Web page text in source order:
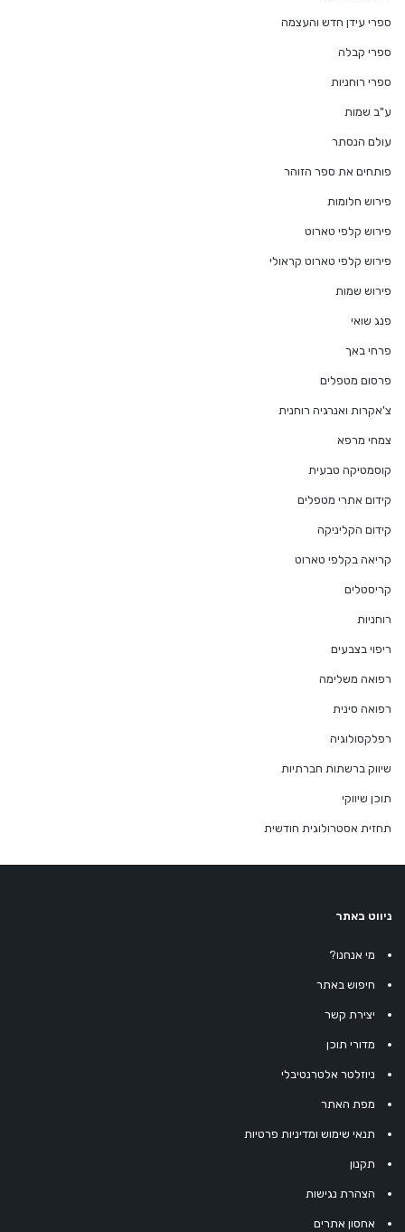
ספרי עידן חדש והעצמה
ספרי קבלה
ספרי רוחניות
ע"ב שמות
עולם הנסתר
פותחים את ספר הזוהר
פירוש חלומות
פירוש קלפי טארוט
פירוש קלפי טארוט קראולי
פירוש שמות
פנג שואי
פרחי באך
פרסום מטפלים
צ'אקרות ואנרגיה רוחנית
צמחי מרפא
קוסמטיקה טבעית
קידום אתרי מטפלים
קידום הקליניקה
קריאה בקלפי טארוט
קריסטלים
רוחניות
ריפוי בצבעים
רפואה משלימה
רפואה סינית
רפלקסולוגיה
שיווק ברשתות חברתיות
תוכן שיווקי
תחזית אסטרולוגית חודשית
ניווט באתר
מי אנחנו?
חיפוש באתר
יצירת קשר
מדורי תוכן
ניוזלטר אלטרנטיבלי
מפת האתר
תנאי שימוש ומדיניות פרטיות
תקנון
הצהרת נגישות
אחסון אתרים